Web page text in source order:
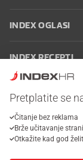
INDEX OGLASI
INDEX RECEPTI
Oglašavanje
korištenja
Postavke
Pretplatite se
Čitanje bez reklama
Brže učitavanje
Otkažite kad god